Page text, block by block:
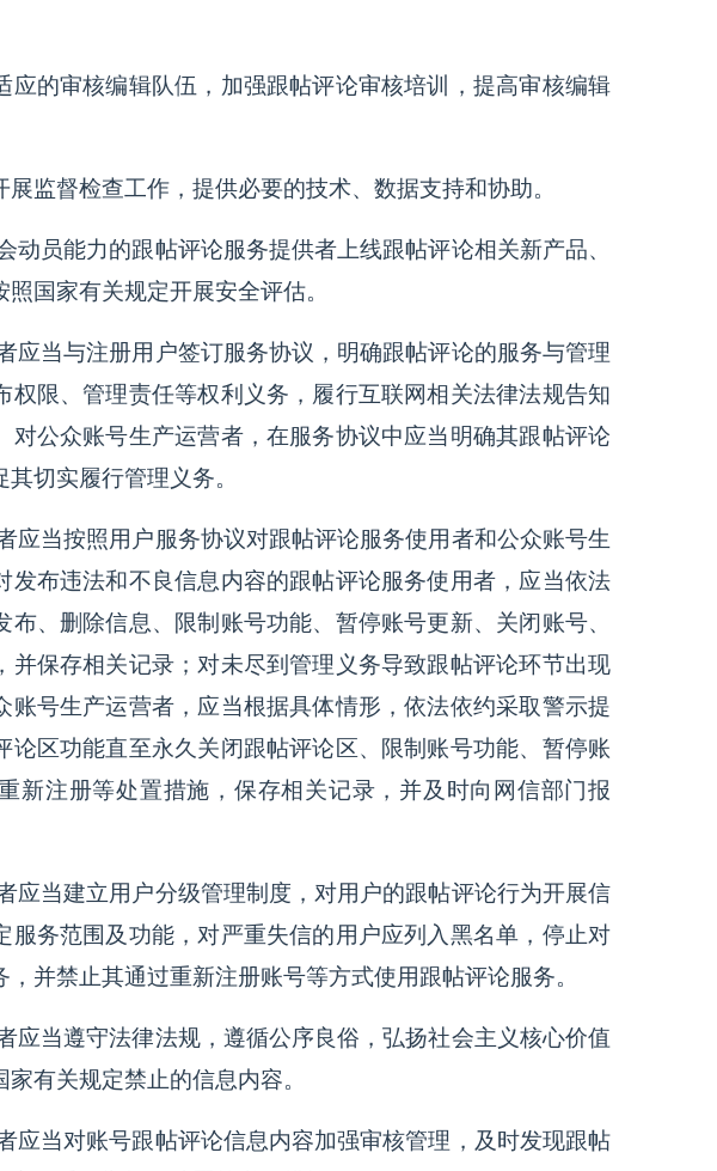
应的审核编辑队伍，加强跟帖评论审核培训，提高审核编辑
展监督检查工作，提供必要的技术、数据支持和协助。
动员能力的跟帖评论服务提供者上线跟帖评论相关新产品、
国家有关规定开展安全评估。
应当与注册用户签订服务协议，明确跟帖评论的服务与管理
权限、管理责任等权利义务，履行互联网相关法律法规告知
对公众账号生产运营者，在服务协议中应当明确其跟帖评论
切实履行管理义务。
应当按照用户服务协议对跟帖评论服务使用者和公众账号生
发布违法和不良信息内容的跟帖评论服务使用者，应当依法
、删除信息、限制账号功能、暂停账号更新、关闭账号、
并保存相关记录；对未尽到管理义务导致跟帖评论环节出现
账号生产运营者，应当根据具体情形，依法依约采取警示提
论区功能直至永久关闭跟帖评论区、限制账号功能、暂停账
新注册等处置措施，保存相关记录，并及时向网信部门报
应当建立用户分级管理制度，对用户的跟帖评论行为开展信
服务范围及功能，对严重失信的用户应列入黑名单，停止对
并禁止其通过重新注册账号等方式使用跟帖评论服务。
应当遵守法律法规，遵循公序良俗，弘扬社会主义核心价值
有关规定禁止的信息内容。
应当对账号跟帖评论信息内容加强审核管理，及时发现跟帖